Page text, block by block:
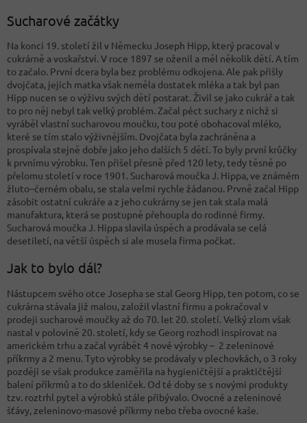
Sucharové začátky
Na konci 19. století žil v Německu Joseph Hipp, který pracoval v
cukrárně a voskařství. V roce 1897 se oženil a měl několik dětí. A tím
to začalo. První dcera byla bez problému odkojena. Ale pak přišly
dvojčata, jejich matka však neměla dostatek mléka a tak byl pan
Hipp nucen se o výživu svých dětí postarat. Živil se jako cukrář a tak
to pro něj nebyl tak velký problém. Začal péct suchary z nichž si
vyráběl vlastní sucharovou moučku, tou poté obohacoval mléko,
které se tím stalo výživnějším. Dvojčata byla zachráněna a
prospívala stejně dobře jako jeho dalších 5 dětí. To byly první krůčky
k prvnímu výrobku. Ten přišel přesně před 120 lety, tedy těsně po
přelomu století v roce 1901. Sucharová moučka J. Hippa, ve známém
žluto–černém obalu, se stala velmi rychle žádanou. Prvně začal Hipp
zásobit ostatní cukráře a z jeho cukrárny se jen tak stala malá
manufaktura, která se postupně přehoupla do rodinné firmy.
Sucharová moučka J. Hippa slavila úspěch a prodávala se celá
desetiletí, na větší úspěch si ale musela firma počkat.
Jak to bylo dál?
Nástupcem svého otce Josepha se stal Georg Hipp, ten potom, co se
cukrárna stávala již malou, založil vlastní firmu a pokračoval v
prodeji sucharové moučky až do 70. let 20. století. Velký zlom však
nastal v polovině 20. století, kdy se Georg rozhodl inspirovat na
americkém trhu a začal vyrábět 4 nové výrobky – 2 zeleninové
příkrmy a 2 menu. Tyto výrobky se prodávaly v plechovkách, o 3 roky
později se však produkce zaměřila na hygieničtější a praktičtější
balení příkrmů a to do skleniček. Od té doby se s novými produkty
tzv. roztrhl pytel a výrobků stále přibývalo. Ovocné a zeleninové
šťávy, zeleninovo-masové příkrmy nebo třeba ovocné kaše.